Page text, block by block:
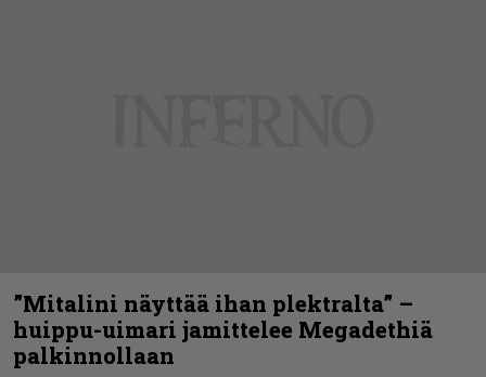
”Mitalini näyttää ihan plektralta” –
huippu-uimari jamittelee Megadethiä
palkinnollaan